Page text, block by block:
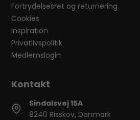
Fortrydelsesret og returnering
Cookies
Inspiration
Privatlivspolitik
Medlemslogin
Sindalsvej 15A
8240 Risskov, Danmark